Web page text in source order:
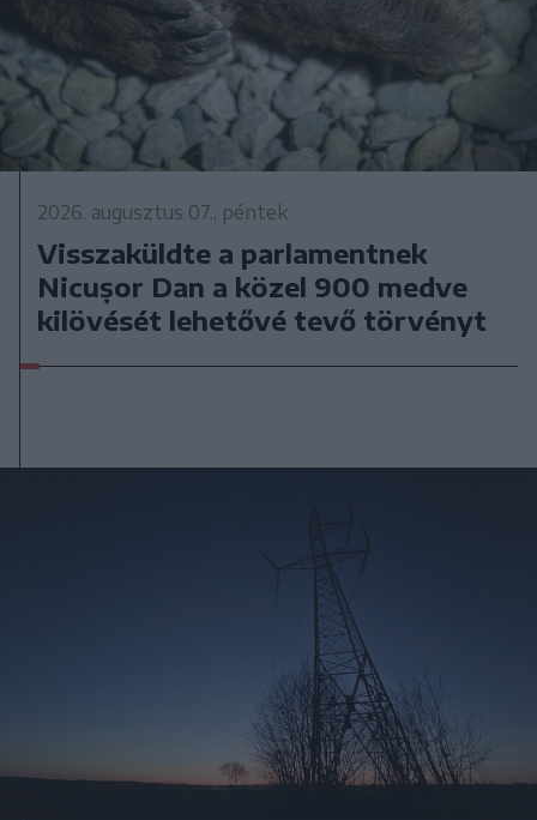
2026. augusztus 07., péntek
Visszaküldte a parlamentnek
Nicușor Dan a közel 900 medve
kilövését lehetővé tevő törvényt